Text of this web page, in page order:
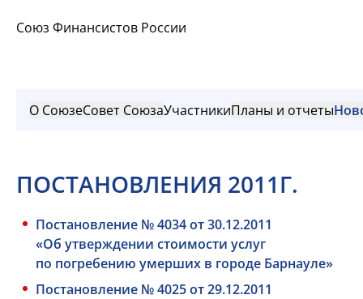
Союз Финансистов России
О СоюзеСовет СоюзаУчастникиПланы и отчеты
ПОСТАНОВЛЕНИЯ 2011Г.
Постановление № 4034 от 30.12.2011
«Об утверждении стоимости услуг
по погребению умерших в городе Барнауле»
Постановление № 4025 от 29.12.2011